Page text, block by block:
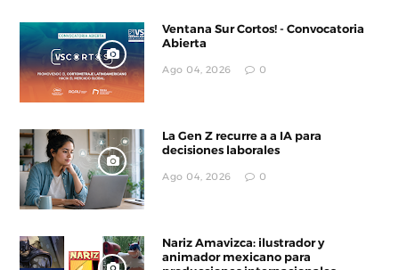
Ventana Sur Cortos! - Convocatoria
Abierta
Ago 04, 2026 0
La Gen Z recurre a a IA para
decisiones laborales
Ago 04, 2026 0
Nariz Amavizca: ilustrador y
animador mexicano para